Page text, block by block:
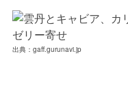
出典：gaff.gurunavi.jp